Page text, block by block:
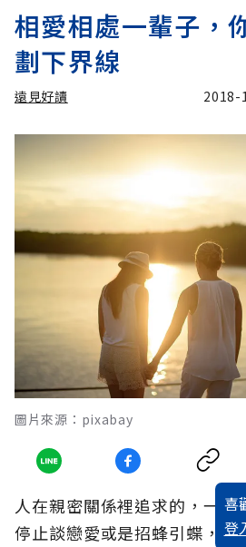
相愛相處一輩子，
劃下界線
遠見好讀 2018-
圖片來源：pixabay
喜
登
人在親密關係裡追求的，一直
停止談戀愛或是招蜂引蝶，都